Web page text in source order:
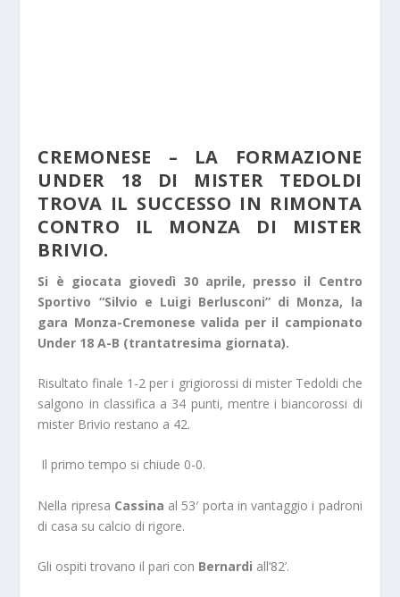
CREMONESE – LA FORMAZIONE
UNDER 18 DI MISTER TEDOLDI
TROVA IL SUCCESSO IN RIMONTA
CONTRO IL MONZA DI MISTER
BRIVIO.
Si è giocata giovedì 30 aprile, presso il Centro
Sportivo “Silvio e Luigi Berlusconi” di Monza, la
gara Monza-Cremonese valida per il campionato
Under 18 A-B (trantatresima giornata).
Risultato finale 1-2 per i grigiorossi di mister Tedoldi che
salgono in classifica a 34 punti, mentre i biancorossi di
mister Brivio restano a 42.
Il primo tempo si chiude 0-0.
Nella ripresa Cassina al 53′ porta in vantaggio i padroni
di casa su calcio di rigore.
Gli ospiti trovano il pari con Bernardi all’82’.